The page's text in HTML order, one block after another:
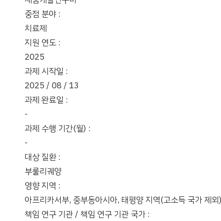
중점 분야 :
치료제
지원 연도 :
2025
과제 시작일 :
2025 / 08 / 13
과제 완료일 :
-
과제 수행 기간(월) :
-
대상 질환 :
부룰리궤양
영향 지역 :
아프리카서부, 중부동아시아, 태평양 지역(고소득 국가 제
책임 연구 기관 / 책임 연구 기관 국가 :